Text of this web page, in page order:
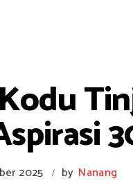
2025 / by Nanang